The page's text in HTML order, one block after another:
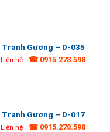
Tranh Gương – D-035
Liên hệ ☎ 0915.278.598
Tranh Gương – D-017
Liên hệ ☎ 0915.278.598